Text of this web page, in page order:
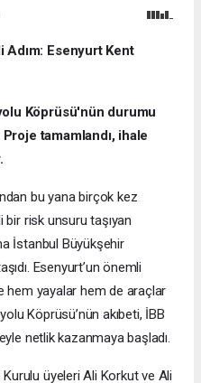
Adım: Esenyurt Kent
Köprüsü'nün durumu
tamamlandı, ihale
bu yana birçok kez
risk unsuru taşıyan
İstanbul Büyükşehir
Esenyurt’un önemli
hem yayalar hem de araçlar
Köprüsü’nün akıbeti, İBB
netlik kazanmaya başladı.
üyeleri Ali Korkut ve Ali